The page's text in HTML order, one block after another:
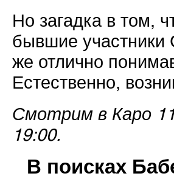
Но загадка в том,
бывшие участники
же отлично
Естественно,
Смотрим в Каро
19:00.
В поисках